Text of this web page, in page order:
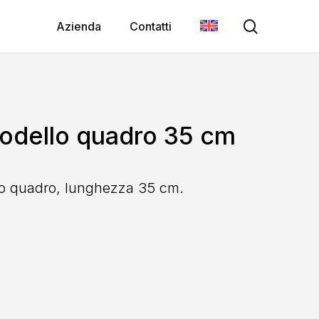
Azienda Contatti
quadro 35 cm
quadro, lunghezza 35 cm.